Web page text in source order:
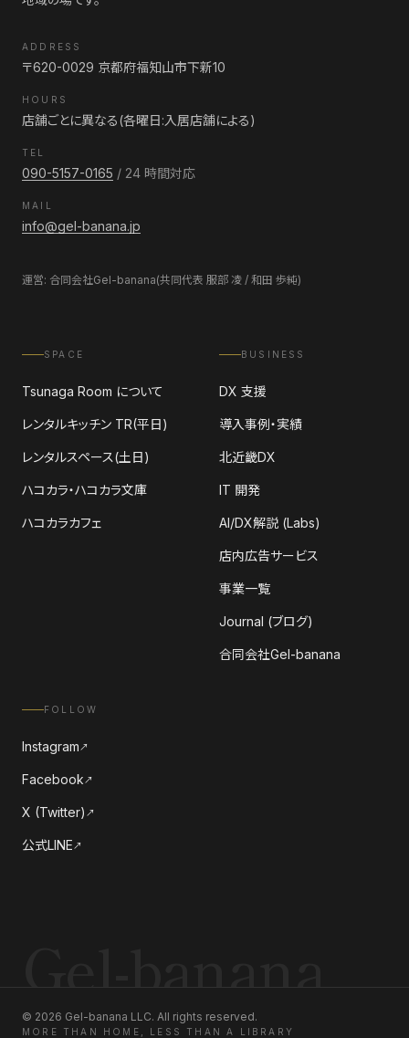
ADDRESS
〒620-0029 京都府福知山市下新10
HOURS
店舗ごとに異なる(各曜日:入居店舗による)
TEL
090-5157-0165 / 24 時間対応
MAIL
info@gel-banana.jp
運営: 合同会社Gel-banana(共同代表 服部 凌 / 和田 歩純)
SPACE
Tsunaga Room について
レンタルキッチン TR(平日)
レンタルスペース(土日)
ハコカラ・ハコカラ文庫
ハコカラカフェ
BUSINESS
DX 支援
導入事例・実績
北近畿DX
IT 開発
AI/DX解説 (Labs)
店内広告サービス
事業一覧
Journal (ブログ)
合同会社Gel-banana
FOLLOW
Instagram ↗
Facebook ↗
X (Twitter) ↗
公式LINE ↗
© 2026 Gel-banana LLC. All rights reserved.
MORE THAN HOME, LESS THAN A LIBRARY